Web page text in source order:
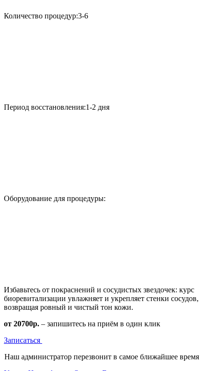
Количество процедур:3-6
Период восстановления:1-2 дня
Оборудование для процедуры:
Избавьтесь от покраснений и сосудистых звездочек: курс
биоревитализации увлажняет и укрепляет стенки сосудов,
возвращая ровный и чистый тон кожи.
от 20700р. – запишитесь на приём в один клик
Записаться
Наш администратор перезвонит в самое ближайшее время